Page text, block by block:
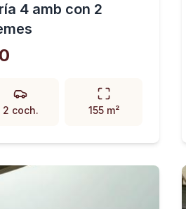
4 amb con 2
2 coch. 155 m²